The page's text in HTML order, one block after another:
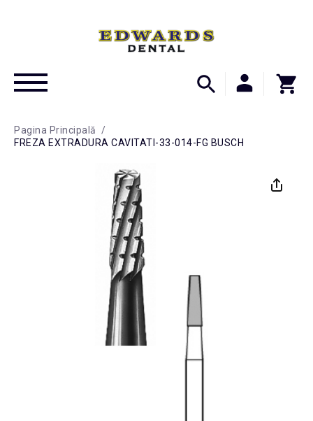
Pagina Principală
/
FREZA EXTRADURA CAVITATI-33-014-FG BUSCH